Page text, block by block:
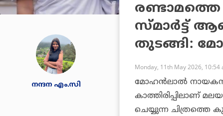
നന്ദന എം.സി
സ്മാർട്ട്
തുടങ്ങി:
Monday, 11th May 2026, 10:54
മോഹൻലാൽ
കാത്തിരിപ്പിലാണ്
ചെയ്യുന്ന ചിത്രത്തെ